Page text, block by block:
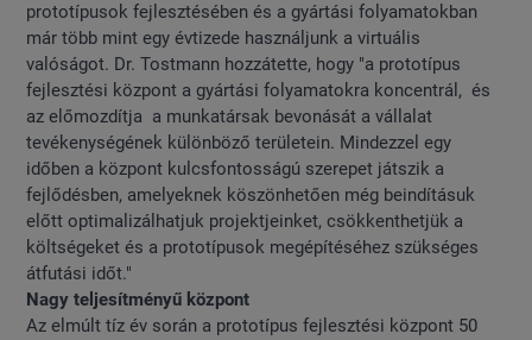
prototípusok fejlesztésében és a gyártási folyamatokban
már több mint egy évtizede használjunk a virtuális
valóságot. Dr. Tostmann hozzátette, hogy "a prototípus
fejlesztési központ a gyártási folyamatokra koncentrál, és
az előmozdítja a munkatársak bevonását a vállalat
tevékenységének különböző területein. Mindezzel egy
időben a központ kulcsfontosságú szerepet játszik a
fejlődésben, amelyeknek köszönhetően még beindításuk
előtt optimalizálhatjuk projektjeinket, csökkenthetjük a
költségeket és a prototípusok megépítéséhez szükséges
átfutási időt."
Nagy teljesítményű központ
Az elmúlt tíz év során a prototípus fejlesztési központ 50